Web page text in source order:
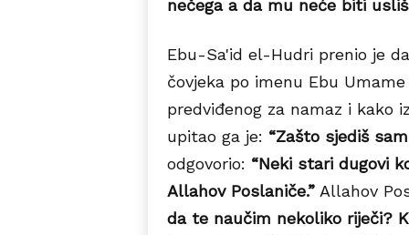
nečega a da mu neće biti
Ebu-Sa'id el-Hudri prenio je
čovjeka po imenu Ebu
predviđenog za namaz i kako
upitao ga je: “Zašto sjediš
odgovorio: “Neki stari dugovi
Allahov Poslaniče.”Allahov
da te naučim nekoliko riječi?